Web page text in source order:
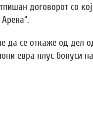
договорот со
да се откаже од дел
евра плус бонуси